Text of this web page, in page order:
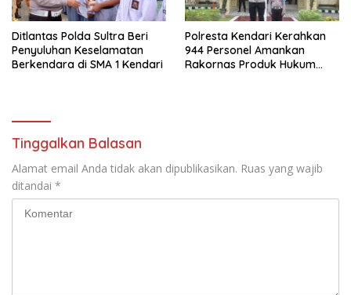
Ditlantas Polda Sultra Beri
Penyuluhan Keselamatan
Berkendara di SMA 1 Kendari
Polresta Kendari Kerahkan
944 Personel Amankan
Rakornas Produk Hukum
Tinggalkan Balasan
Alamat email Anda tidak akan dipublikasikan. Ruas yang wajib
ditandai *